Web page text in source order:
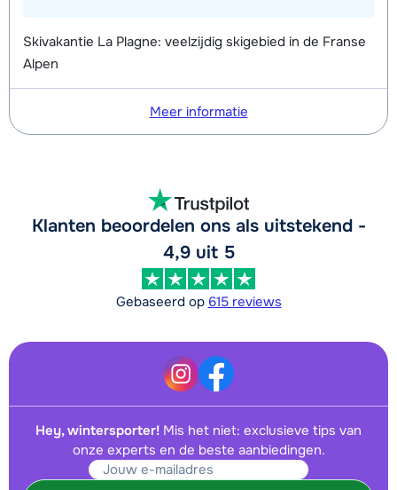
Skivakantie La Plagne: veelzijdig skigebied in de Franse
Alpen
Meer informatie
Klanten beoordelen ons als uitstekend -
4,9 uit 5
Gebaseerd op 615 reviews
Hey, wintersporter! Mis het niet: exclusieve tips van
onze experts en de beste aanbiedingen.